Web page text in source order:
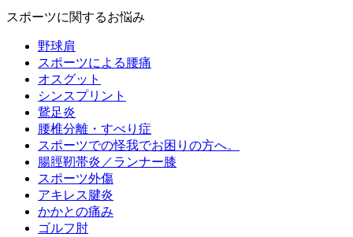
スポーツに関するお悩み
野球肩
スポーツによる腰痛
オスグット
シンスプリント
鵞足炎
腰椎分離・すべり症
スポーツでの怪我でお困りの方へ。
腸脛靭帯炎／ランナー膝
スポーツ外傷
アキレス腱炎
かかとの痛み
ゴルフ肘